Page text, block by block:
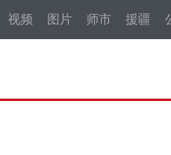
视频 图片 师市 援疆